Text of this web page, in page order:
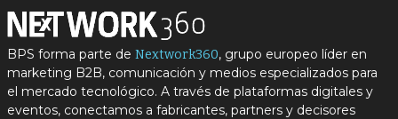
BPS forma parte de Nextwork360, grupo europeo líder en
marketing B2B, comunicación y medios especializados para
el mercado tecnológico. A través de plataformas digitales y
eventos, conectamos a fabricantes, partners y decisores